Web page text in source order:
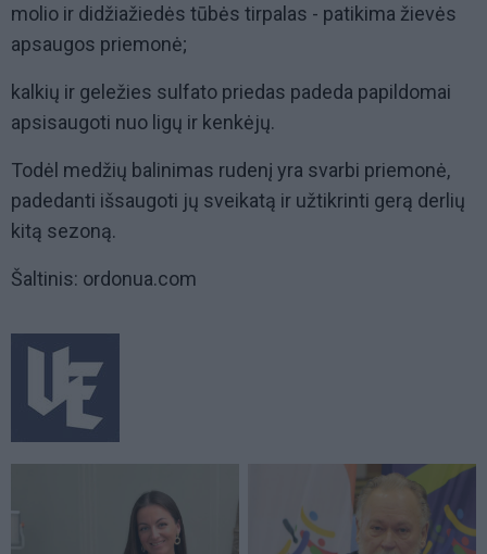
molio ir didžiažiedės tūbės tirpalas - patikima žievės
apsaugos priemonė;
kalkių ir geležies sulfato priedas padeda papildomai
apsisaugoti nuo ligų ir kenkėjų.
Todėl medžių balinimas rudenį yra svarbi priemonė,
padedanti išsaugoti jų sveikatą ir užtikrinti gerą derlių
kitą sezoną.
Šaltinis: ordonua.com